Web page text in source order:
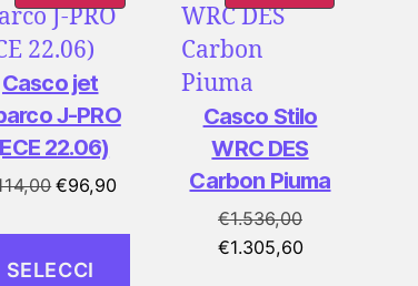
EN
OFERTA
Casco jet
J-PRO
22.06)
El
original
era:
€96,90El
actual
SELECCI
EN
Casco Stilo
WRC DES
Carbon Piuma
€1.536,00
El
€1.305,60El